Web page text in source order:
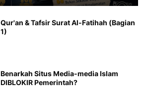
Qur'an & Tafsir Surat Al-Fatihah (Bagian
1)
Benarkah Situs Media-media Islam
DIBLOKIR Pemerintah?